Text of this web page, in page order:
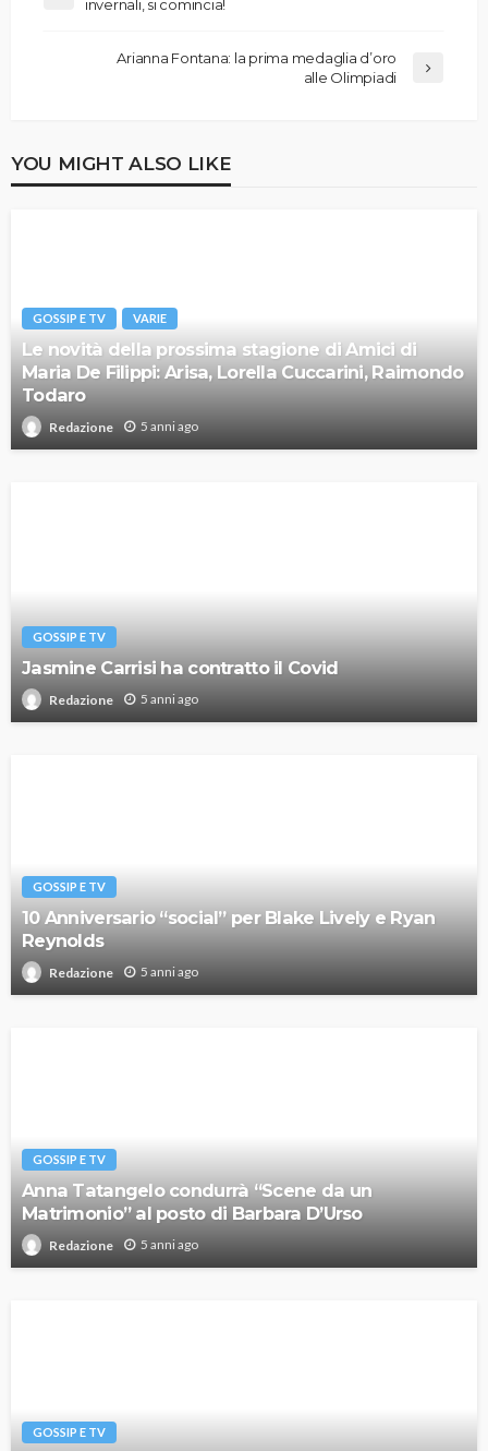
invernali, si comincia!
Arianna Fontana: la prima medaglia d’oro
alle Olimpiadi
YOU MIGHT ALSO LIKE
GOSSIP E TV VARIE
Le novità della prossima stagione di Amici di
Maria De Filippi: Arisa, Lorella Cuccarini, Raimondo
Todaro
Redazione 5 anni ago
GOSSIP E TV
Jasmine Carrisi ha contratto il Covid
Redazione 5 anni ago
GOSSIP E TV
10 Anniversario “social” per Blake Lively e Ryan
Reynolds
Redazione 5 anni ago
GOSSIP E TV
Anna Tatangelo condurrà “Scene da un
Matrimonio” al posto di Barbara D’Urso
Redazione 5 anni ago
GOSSIP E TV